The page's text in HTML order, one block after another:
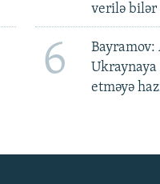
verilə bilər
6
Bayramov:
etməyə